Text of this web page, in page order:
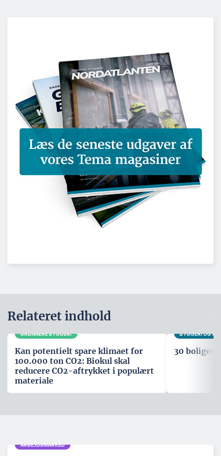
Relateret indhold
GRØNNERE BYGGERI
Kan potentielt spare klimaet for
100.000 ton CO2: Biokul skal
reducere CO2-aftrykket i populært
materiale
BYGGERI OG
30 boliger
ARBEJDSMARKED